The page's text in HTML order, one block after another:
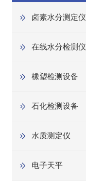
卤素水分测定仪
在线水分检测仪
橡塑检测设备
石化检测设备
水质测定仪
电子天平